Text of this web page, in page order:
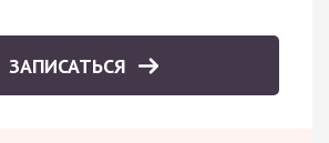
ЗАПИСАТЬСЯ